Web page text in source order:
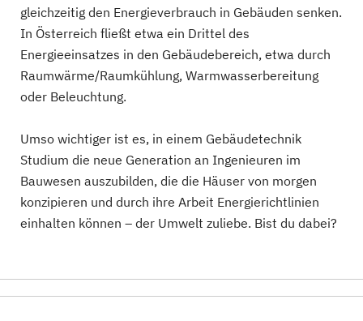
gleichzeitig den Energieverbrauch in Gebäuden senken.
In Österreich fließt etwa ein Drittel des
Energieeinsatzes in den Gebäudebereich, etwa durch
Raumwärme/Raumkühlung, Warmwasserbereitung
oder Beleuchtung.
Umso wichtiger ist es, in einem Gebäudetechnik
Studium die neue Generation an Ingenieuren im
Bauwesen auszubilden, die die Häuser von morgen
konzipieren und durch ihre Arbeit Energierichtlinien
einhalten können – der Umwelt zuliebe. Bist du dabei?